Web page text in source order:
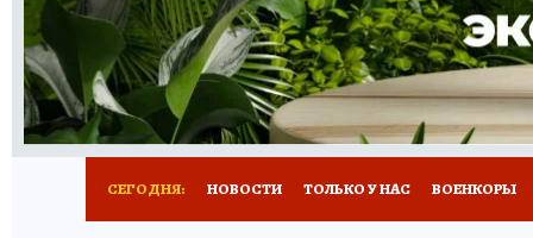
РАДИО КП РЕКЛАМА ТЕСТЫ НОВОЕ
СЕГОДНЯ: НОВОСТИ ТОЛЬКО У НАС ВОЕНКОРЫ